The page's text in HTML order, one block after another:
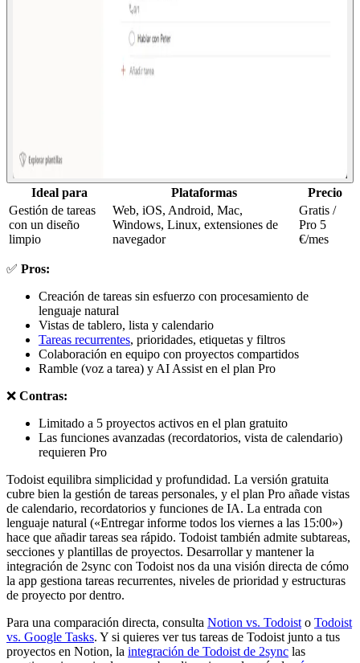
Ideal para Plataformas
Precio
Gestión de tareas
con un diseño
limpio
Web, iOS, Android, Mac,
Windows, Linux, extensiones de
navegador
Gratis /
Pro 5
€/mes
✅ Pros:
Creación de tareas sin esfuerzo con procesamiento de
lenguaje natural
Vistas de tablero, lista y calendario
Tareas recurrentes, prioridades, etiquetas y filtros
Colaboración en equipo con proyectos compartidos
Ramble (voz a tarea) y AI Assist en el plan Pro
❌ Contras:
Limitado a 5 proyectos activos en el plan gratuito
Las funciones avanzadas (recordatorios, vista de calendario)
requieren Pro
Todoist equilibra simplicidad y profundidad. La versión gratuita
cubre bien la gestión de tareas personales, y el plan Pro añade vistas
de calendario, recordatorios y funciones de IA. La entrada con
lenguaje natural («Entregar informe todos los viernes a las 15:00»)
hace que añadir tareas sea rápido. Todoist también admite subtareas,
secciones y plantillas de proyectos. Desarrollar y mantener la
integración de 2sync con Todoist nos da una visión directa de cómo
la app gestiona tareas recurrentes, niveles de prioridad y estructuras
de proyecto por dentro.
Para una comparación directa, consulta Notion vs. Todoist o Todoist
vs. Google Tasks. Y si quieres ver tus tareas de Todoist junto a tus
proyectos en Notion, la integración de Todoist de 2sync las